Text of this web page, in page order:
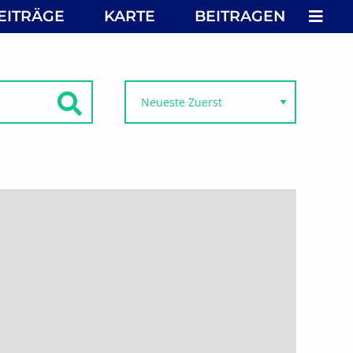
KARTE BEITRAGEN
SUCHEN